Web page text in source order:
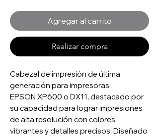
Agregar al carrito
Realizar compra
Cabezal de impresión de última
generación para impresoras
EPSON XP600 o DX11, destacado por
su capacidad para lograr impresiones
de alta resolución con colores
vibrantes y detalles precisos. Diseñado